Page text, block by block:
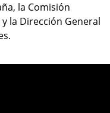
la Comisión
la Dirección General